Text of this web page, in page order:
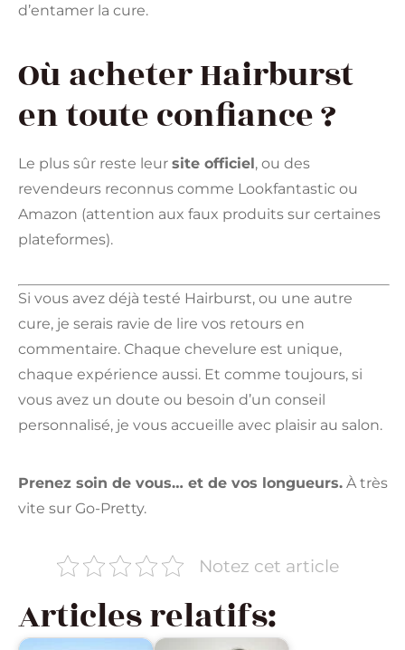
d’entamer la cure.
Où acheter Hairburst
en toute confiance ?
Le plus sûr reste leur site officiel , ou des
revendeurs reconnus comme Lookfantastic ou
Amazon (attention aux faux produits sur certaines
plateformes).
Si vous avez déjà testé Hairburst, ou une autre
cure, je serais ravie de lire vos retours en
commentaire. Chaque chevelure est unique,
chaque expérience aussi. Et comme toujours, si
vous avez un doute ou besoin d’un conseil
personnalisé, je vous accueille avec plaisir au salon.
Prenez soin de vous… et de vos longueurs. À très
vite sur Go-Pretty.
Notez cet article
Articles relatifs: